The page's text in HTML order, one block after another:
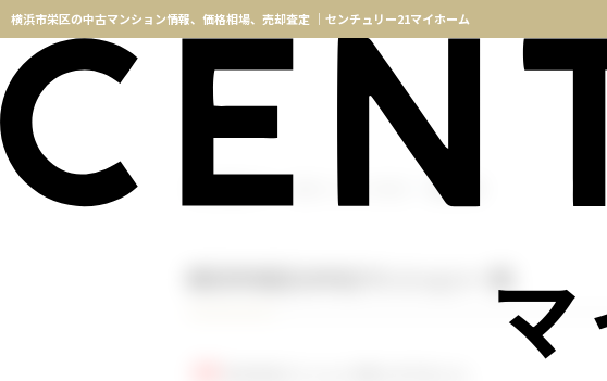
横浜市栄区の中古マンション情報、価格相場、売却査定 ｜センチュリー21マイホーム
中古マンションカタログ 横浜市栄区